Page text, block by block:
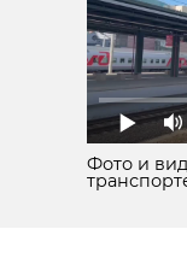
Фото и